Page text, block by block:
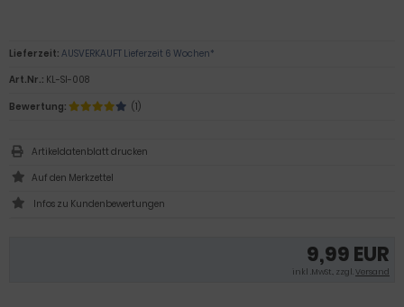
9,99 EUR
inkl .MwSt., zzgl.Versand
Lieferzeit: AUSVERKAUFT Lieferzeit 6 Wochen*
Art.Nr.: KL-SI-008
Bewertung:
(1)
Artikeldatenblatt drucken
Infos zu Kundenbewertungen